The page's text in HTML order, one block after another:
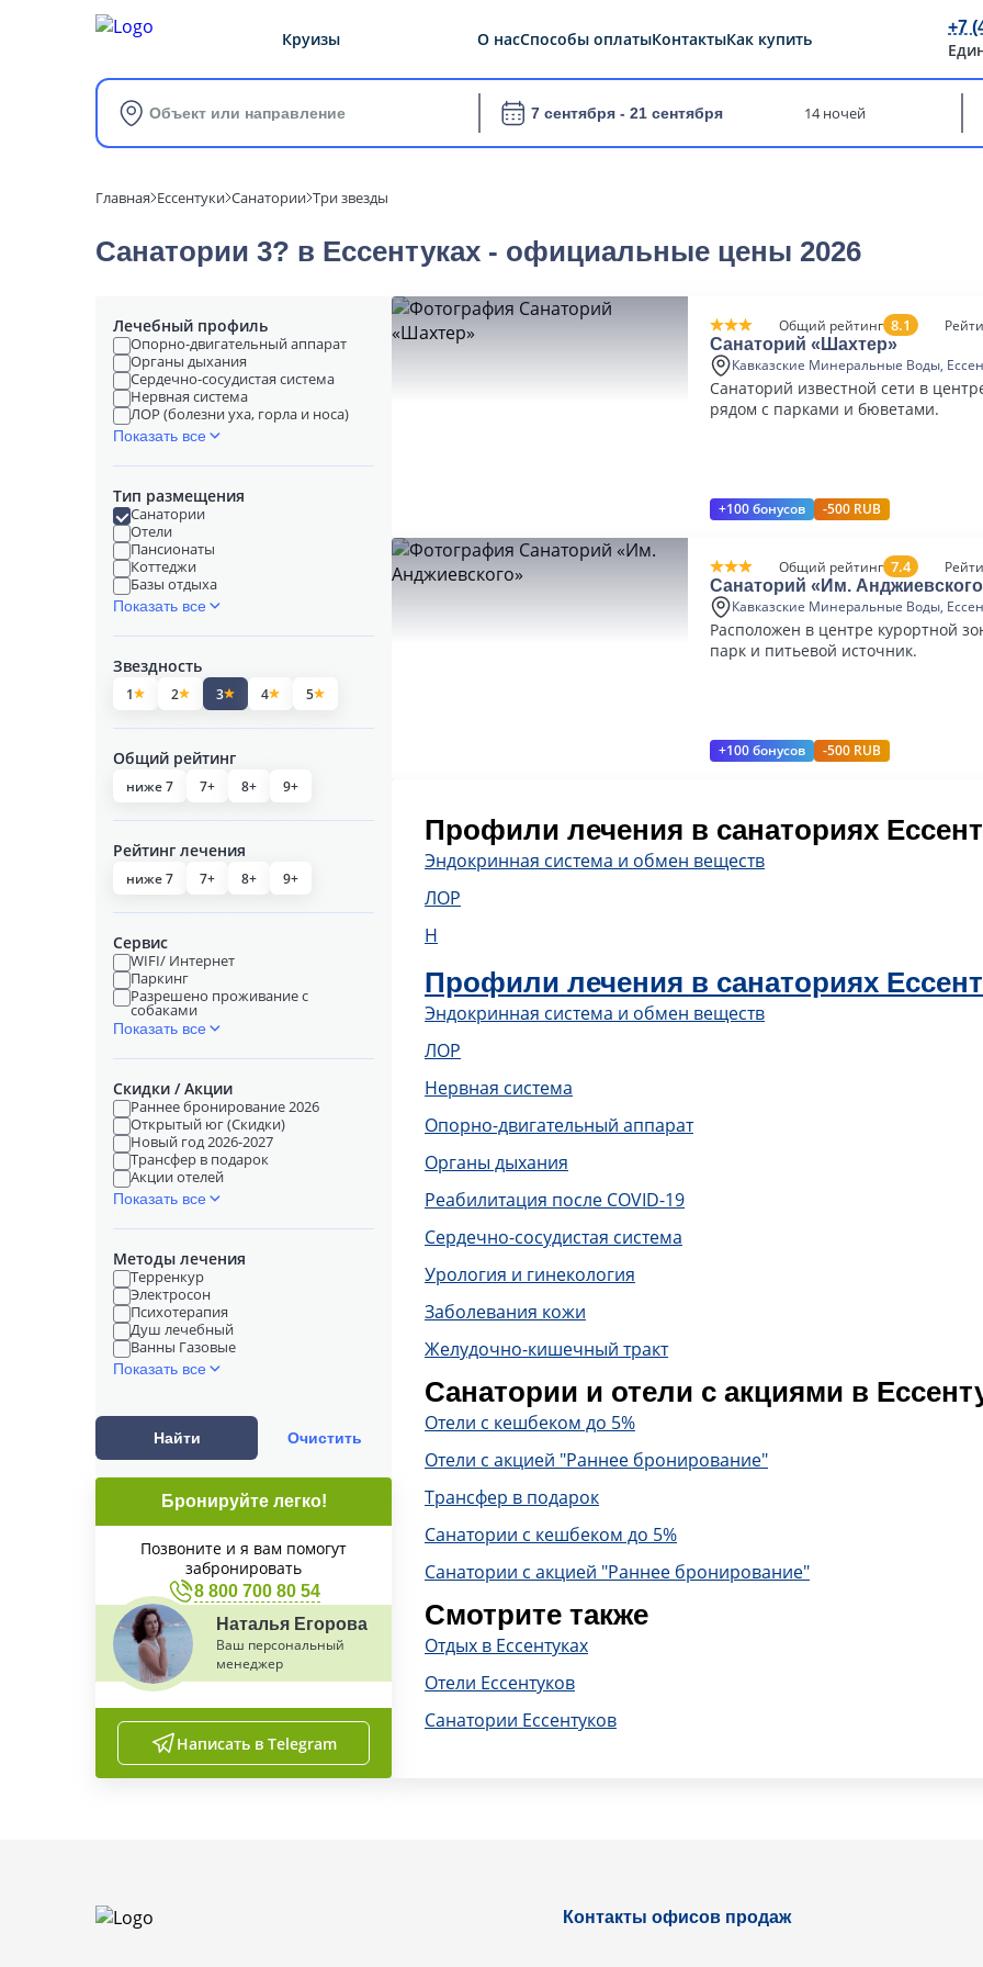
Круизы О насСпособы оплатыКонтактыКак купить
+7
Объект или направление 7 сентября - 21 сентября 14 ночей
Главная Ессентуки Санатории Три звезды
Санатории 3? в Ессентуках - официальные цены 2026
Лечебный профиль
Опорно-двигательный аппарат
Органы дыхания
Сердечно-сосудистая система
Нервная система
ЛОР (болезни уха, горла и носа)
Показать все
Тип размещения
Санатории
Отели
Пансионаты
Коттеджи
Базы отдыха
Показать все
Звездность
1 2 3 4 5
Общий рейтинг
ниже 7 7+ 8+ 9+
Рейтинг лечения
ниже 7 7+ 8+ 9+
Сервис
WIFI/ Интернет
Паркинг
Разрешено проживание с
собаками
Показать все
Скидки / Акции
Раннее бронирование 2026
Открытый юг (Скидки)
Новый год 2026-2027
Трансфер в подарок
Акции отелей
Показать все
Методы лечения
Терренкур
Электросон
Психотерапия
Душ лечебный
Ванны Газовые
Показать все
Найти Очистить
Бронируйте легко!
Позвоните и я вам помогут
забронировать
8 800 700 80 54
Наталья Егорова
Ваш персональный
менеджер
Написать в Telegram
Общий рейтинг 8.1
Санаторий «Шахтер»
Кавказские Минеральные Воды,
Санаторий известной сети в
рядом с парками и бюветами.
+100 бонусов -500 RUB
Общий рейтинг 7.4
Санаторий «Им.
Кавказские Минеральные Воды,
Расположен в центре курортной
парк и питьевой источник.
+100 бонусов -500 RUB
Профили лечения в санаториях
Эндокринная система и обмен веществ
ЛОР
Н
Профили лечения в санаториях
Эндокринная система и обмен веществ
ЛОР
Нервная система
Опорно-двигательный аппарат
Органы дыхания
Реабилитация после COVID-19
Сердечно-сосудистая система
Урология и гинекология
Заболевания кожи
Желудочно-кишечный тракт
Санатории и отели с акциями в
Отели с кешбеком до 5%
Отели с акцией "Раннее бронирование"
Трансфер в подарок
Санатории с кешбеком до 5%
Санатории с акцией "Раннее бронирование"
Смотрите также
Отдых в Ессентуках
Отели Ессентуков
Санатории Ессентуков
Контакты офисов продаж